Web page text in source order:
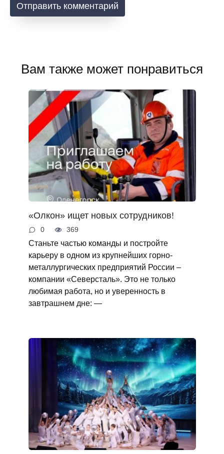
Вам также может понравиться
«Олкон» ищет новых сотрудников!
0 369
Станьте частью команды и постройте
карьеру в одном из крупнейших горно-
металлургических предприятий России –
компании «Северсталь». Это не только
любимая работа, но и уверенность в
завтрашнем дне: —